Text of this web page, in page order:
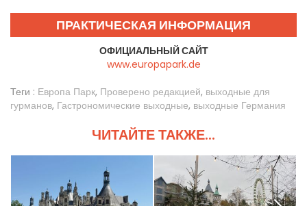
ПРАКТИЧЕСКАЯ ИНФОРМАЦИЯ
ОФИЦИАЛЬНЫЙ САЙТ
www.europapark.de
Теги : Европа Парк, Проверено редакцией, выходные для
гурманов, Гастрономические выходные, выходные Германия
ЧИТАЙТЕ ТАКЖЕ...